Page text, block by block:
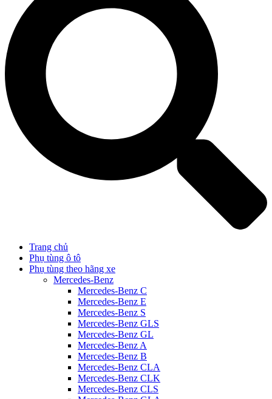
Trang chủ
Phụ tùng ô tô
Phụ tùng theo hãng xe
Mercedes-Benz
Mercedes-Benz C
Mercedes-Benz E
Mercedes-Benz S
Mercedes-Benz GLS
Mercedes-Benz GL
Mercedes-Benz A
Mercedes-Benz B
Mercedes-Benz CLA
Mercedes-Benz CLK
Mercedes-Benz CLS